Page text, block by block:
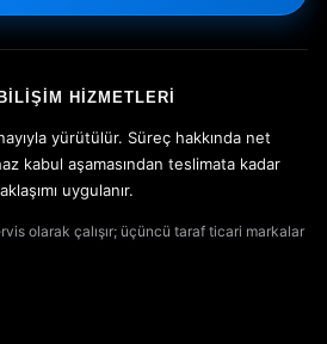
HIZMETLERI
yürütülür. Süreç hakkında net
kabul aşamasından teslimata kadar
uygulanır.
olarak çalışır; üçüncü taraf ticari markalar